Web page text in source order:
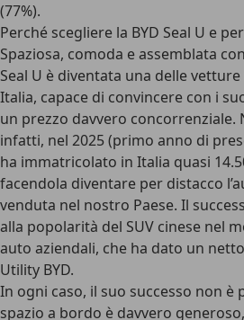
(77%).
Perché scegliere la BYD Seal U e
Spaziosa, comoda e assemblata
Seal U è diventata una delle
Italia, capace di convincere con i
un prezzo davvero concorrenziale.
infatti, nel 2025 (primo anno di
ha immatricolato in Italia quasi
facendola diventare per distacco
venduta nel nostro Paese. Il
alla popolarità del SUV cinese nel
auto aziendali, che ha dato un
Utility BYD.
In ogni caso, il suo successo non
spazio a bordo è davvero